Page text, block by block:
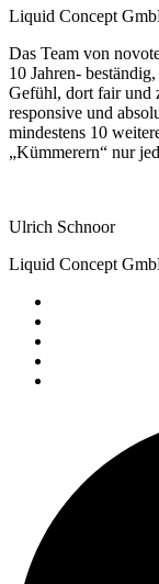
Liquid Concept
Das Team von
10 Jahren-
Gefühl, dort fair und
responsive und
mindestens 10
„Kümmerern“ nur
Ulrich Schnoor
Liquid Concept